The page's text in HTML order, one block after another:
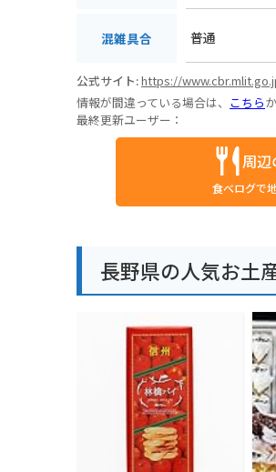
混雑具合 普通
公式サイト:https://
情報が間違っている場合は、 こちら
最終更新ユーザー：
周辺
食べログで
長野県の人気お土